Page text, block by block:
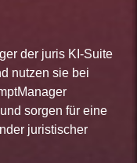
der juris KI-Suite
nutzen sie bei
sorgen für eine
juristischer